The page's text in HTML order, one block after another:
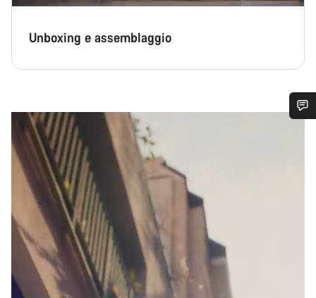
Unboxing e assemblaggio
Ti serve aiuto?
I nostri consulenti esperti sono a tua disposizione.
Avvia Chat
Chiudi